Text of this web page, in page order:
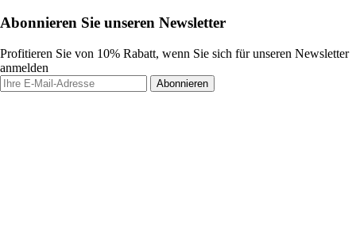
Abonnieren Sie unseren Newsletter
Profitieren Sie von 10% Rabatt, wenn Sie sich für unseren Newsletter
anmelden
Abonnieren